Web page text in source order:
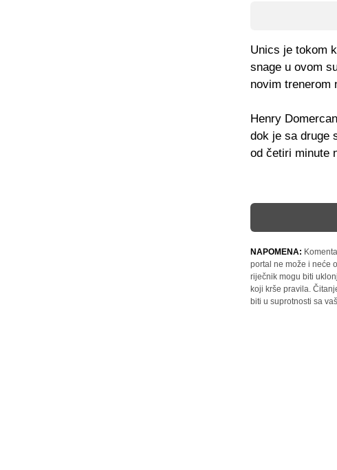
Unics je tokom
snage u ovom
novim trenerom
Henry
dok je sa druge
od četiri minute
NAPOMENA:
portal ne može i neće
riječnik mogu biti
koji krše pravila.
biti u suprotnosti sa